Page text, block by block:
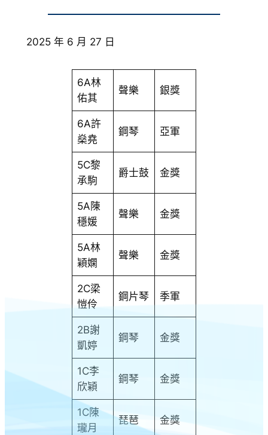
榮譽榜
2025 年 6 月 27 日
6A林
佑其
聲樂 銀獎
6A許
燊堯
鋼琴 亞軍
5C黎
承駒
爵士鼓 金獎
5A陳
穩媛
聲樂 金獎
5A林
穎嫻
聲樂 金獎
2C梁
愷伶
鋼片琴 季軍
2B謝
凱婷
鋼琴 金獎
1C李
欣穎
鋼琴 金獎
1C陳
瓏月
琵琶 金獎